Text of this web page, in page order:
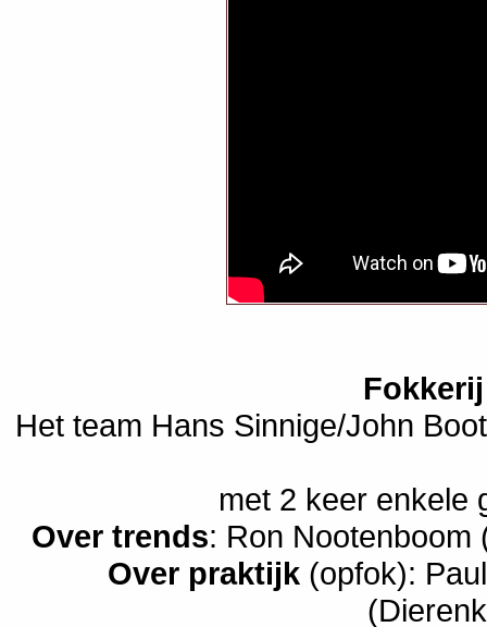
Het team Hans Sinnige/John
met 2 keer enkele
Over trends: Ron
Over praktijk (opfok):